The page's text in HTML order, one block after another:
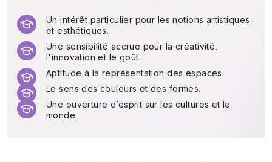
Un intérêt particulier pour les notions artistiques
et esthétiques.
Une sensibilité accrue pour la créativité,
l'innovation et le goût.
Aptitude à la représentation des espaces.
Le sens des couleurs et des formes.
Une ouverture d’esprit sur les cultures et le
monde.